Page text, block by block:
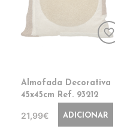
favorite_border
Almofada Decorativa
45x45cm Ref. 93212
21,99€ ADICIONAR